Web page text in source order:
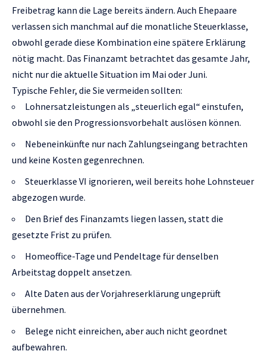
Freibetrag kann die Lage bereits ändern. Auch Ehepaare
verlassen sich manchmal auf die monatliche Steuerklasse,
obwohl gerade diese Kombination eine spätere Erklärung
nötig macht. Das Finanzamt betrachtet das gesamte Jahr,
nicht nur die aktuelle Situation im Mai oder Juni.
Typische Fehler, die Sie vermeiden sollten:
Lohnersatzleistungen als „steuerlich egal“ einstufen,
obwohl sie den Progressionsvorbehalt auslösen können.
Nebeneinkünfte nur nach Zahlungseingang betrachten
und keine Kosten gegenrechnen.
Steuerklasse VI ignorieren, weil bereits hohe Lohnsteuer
abgezogen wurde.
Den Brief des Finanzamts liegen lassen, statt die
gesetzte Frist zu prüfen.
Homeoffice-Tage und Pendeltage für denselben
Arbeitstag doppelt ansetzen.
Alte Daten aus der Vorjahreserklärung ungeprüft
übernehmen.
Belege nicht einreichen, aber auch nicht geordnet
aufbewahren.